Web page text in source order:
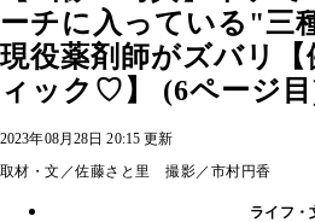
ーチに入っている"三
現役薬剤師がズバリ
ィック♡】 (6ページ
2023年08月28日 20:15 更新
取材・文／佐藤さと里 撮影／市村円香
ライフ・